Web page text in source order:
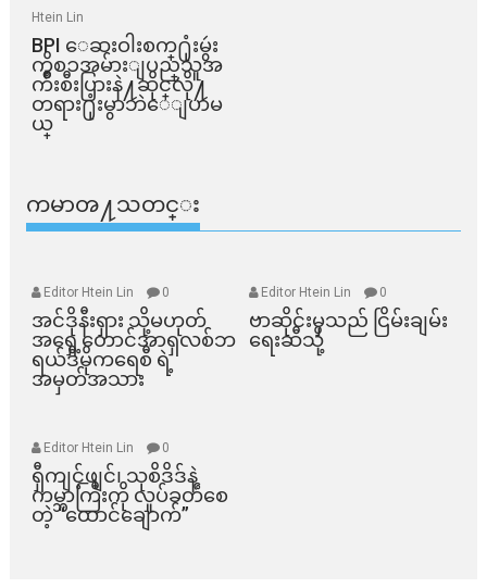
Htein Lin
BPI ​ေဆးဝါးစက္​႐ုံးမွဴး
ကိစၥအမ်ားျပည္​သူအ
က်ိဳးစီးပြားနဲ႔ဆိုင္​လို႔
တရား႐ုံးမွာဘဲေျပာမ
ယ္​
ကမာၻ႔သတင္း
Editor Htein Lin 0
အင်ဒိုနီးရှား သို့မဟုတ်
အရှေ့တောင်အာရှလစ်ဘ
ရယ်ဒီမိုကရေစီ ရဲ့
အမှတ်အသား
Editor Htein Lin 0
ဗာဆိုင်းမှသည် ငြိမ်းချမ်း
ရေးဆီသို့
Editor Htein Lin 0
ရှီကျင့်ဖျင်၊ သုစိဒိဒ်နဲ့
ကမ္ဘာကြီးကို လှုပ်ခတ်စေ
တဲ့ “ထောင်ချောက်”